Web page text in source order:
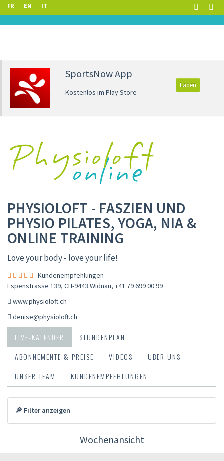
FR EN IT
SportsNow App
Kostenlos im Play Store
Laden
PHYSIOLOFT - FASZIEN UND
PHYSIO PILATES, YOGA, NIA &
ONLINE TRAINING
Love your body - love your life!
Kundenempfehlungen
Espenstrasse 139, CH-9443 Widnau, +41 79 699 00 99
www.physioloft.ch
denise@physioloft.ch
LIVE-KALENDER
STUNDENPLAN
ABONNEMENTE & PREISE
VIDEOS
ÜBER UNS
UNSER TEAM
KUNDENEMPFEHLUNGEN
🔎 Filter anzeigen
Wochenansicht